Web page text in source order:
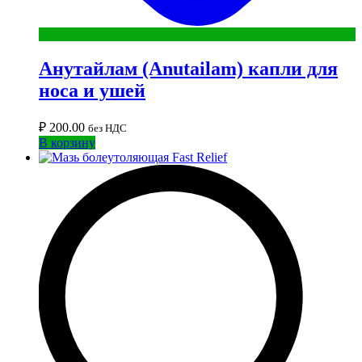
Анутайлам (Anutailam) капли для
носа и ушей
₽ 200.00 без НДС
В корзину